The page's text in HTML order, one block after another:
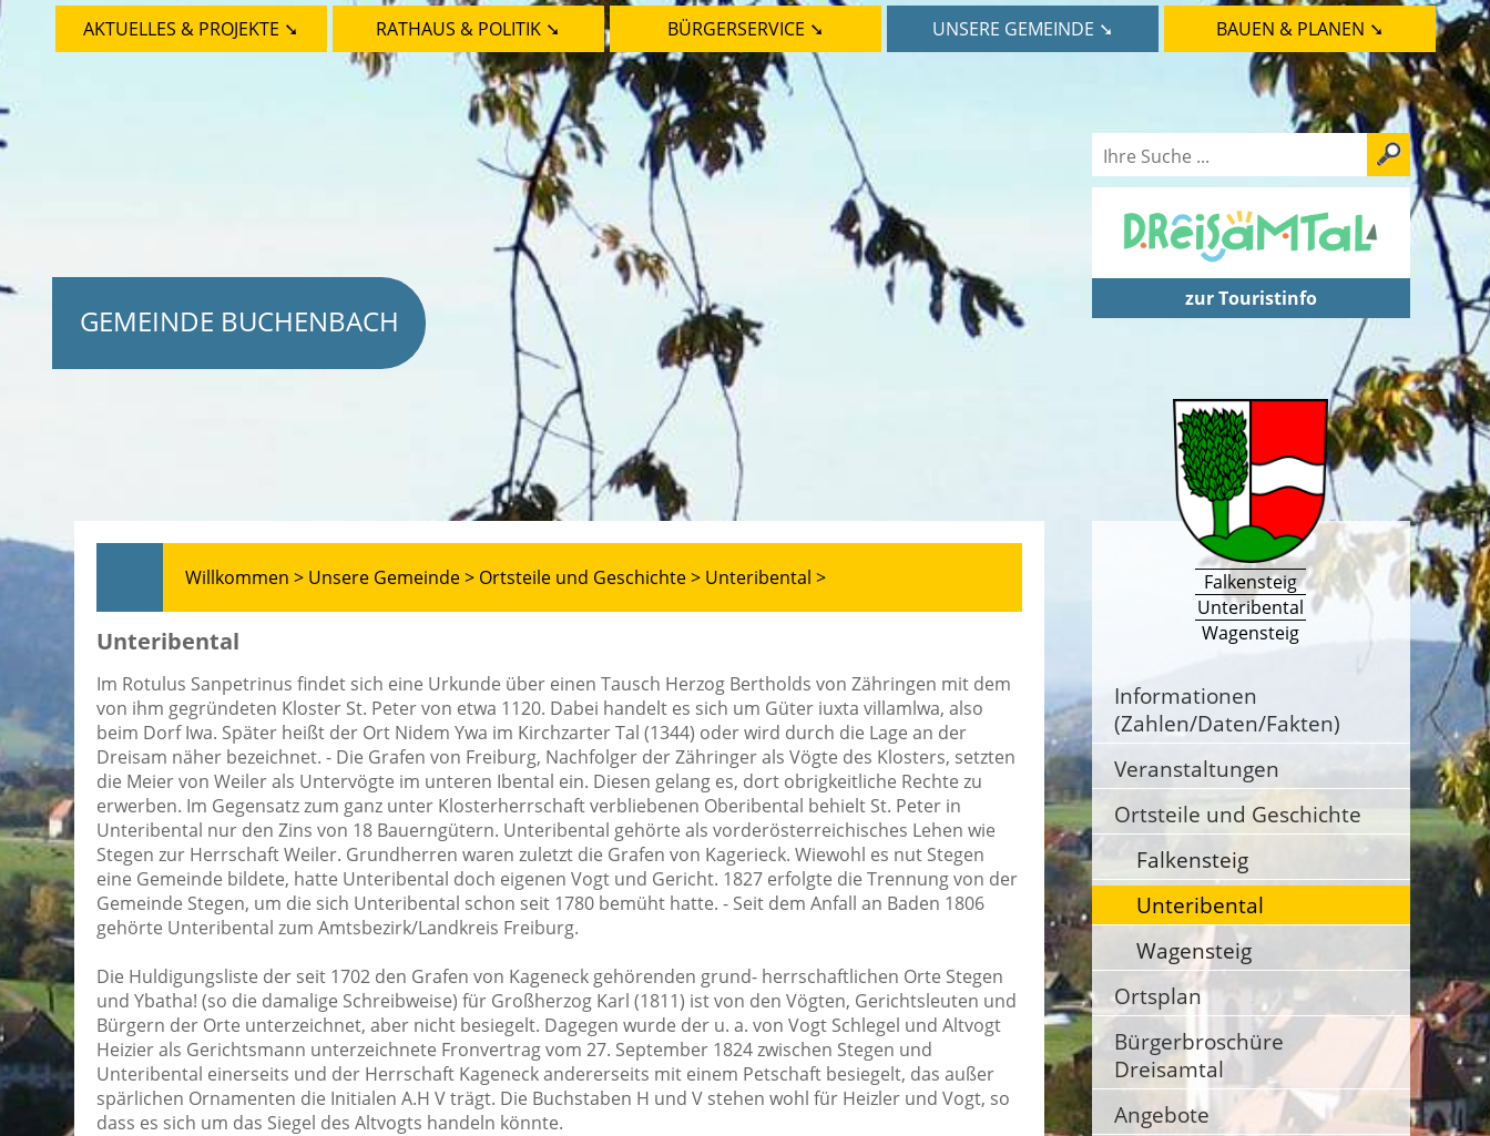
GEMEINDE BUCHENBACH
AKTUELLES & PROJEKTE ➘ RATHAUS & POLITIK ➘ BÜRGERSERVICE ➘ UNSERE GEMEINDE ➘ BAUEN & PLANEN ➘
zur Touristinfo
Willkommen > Unsere Gemeinde > Ortsteile und Geschichte > Unteribental >
Unteribental
Im Rotulus Sanpetrinus findet sich eine Urkunde über einen Tausch Herzog Bertholds von Zähringen mit dem
von ihm gegründeten Kloster St. Peter von etwa 1120. Dabei handelt es sich um Güter iuxta villamlwa, also
beim Dorf Iwa. Später heißt der Ort Nidem Ywa im Kirchzarter Tal (1344) oder wird durch die Lage an der
Dreisam näher bezeichnet. - Die Grafen von Freiburg, Nachfolger der Zähringer als Vögte des Klosters, setzten
die Meier von Weiler als Untervögte im unteren Ibental ein. Diesen gelang es, dort obrigkeitliche Rechte zu
erwerben. Im Gegensatz zum ganz unter Klosterherrschaft verbliebenen Oberibental behielt St. Peter in
Unteribental nur den Zins von 18 Bauerngütern. Unteribental gehörte als vorderösterreichisches Lehen wie
Stegen zur Herrschaft Weiler. Grundherren waren zuletzt die Grafen von Kagerieck. Wiewohl es nut Stegen
eine Gemeinde bildete, hatte Unteribental doch eigenen Vogt und Gericht. 1827 erfolgte die Trennung von der
Gemeinde Stegen, um die sich Unteribental schon seit 1780 bemüht hatte. - Seit dem Anfall an Baden 1806
gehörte Unteribental zum Amtsbezirk/Landkreis Freiburg.
Die Huldigungsliste der seit 1702 den Grafen von Kageneck gehörenden grund- herrschaftlichen Orte Stegen
und Ybatha! (so die damalige Schreibweise) für Großherzog Karl (1811) ist von den Vögten, Gerichtsleuten und
Bürgern der Orte unterzeichnet, aber nicht besiegelt. Dagegen wurde der u. a. von Vogt Schlegel und Altvogt
Heizier als Gerichtsmann unterzeichnete Fronvertrag vom 27. September 1824 zwischen Stegen und
Unteribental einerseits und der Herrschaft Kageneck andererseits mit einem Petschaft besiegelt, das außer
spärlichen Ornamenten die Initialen A.H V trägt. Die Buchstaben H und V stehen wohl für Heizler und Vogt, so
dass es sich um das Siegel des Altvogts handeln könnte.
Falkensteig
Unteribental
Wagensteig
Informationen
(Zahlen/Daten/Fakten)
Veranstaltungen
Ortsteile und Geschichte
Falkensteig
Unteribental
Wagensteig
Ortsplan
Bürgerbroschüre
Dreisamtal
Angebote